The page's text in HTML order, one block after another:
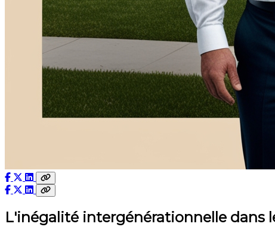
L'inégalité intergénérationnelle dans